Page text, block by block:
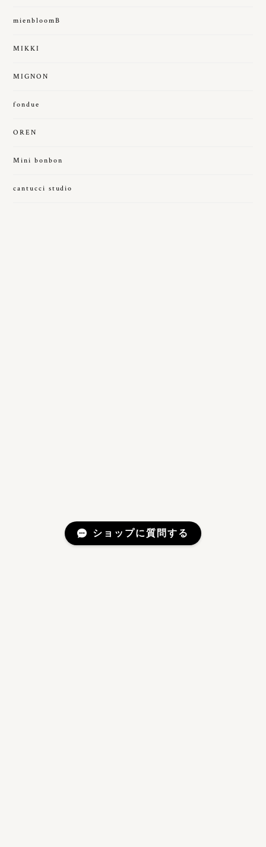
mienbloomB
MIKKI
MIGNON
fondue
OREN
Mini bonbon
cantucci studio
ショップに質問する